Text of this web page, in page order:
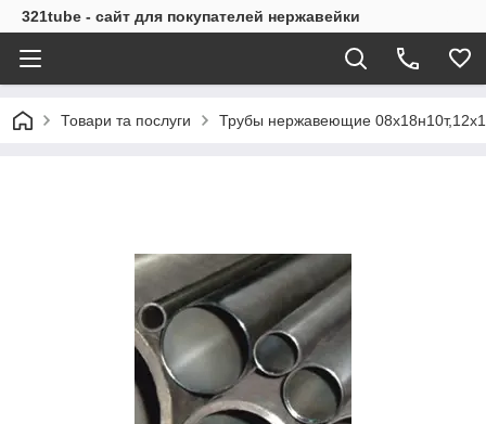
321tube - сайт для покупателей нержавейки
Товари та послуги Трубы нержавеющие